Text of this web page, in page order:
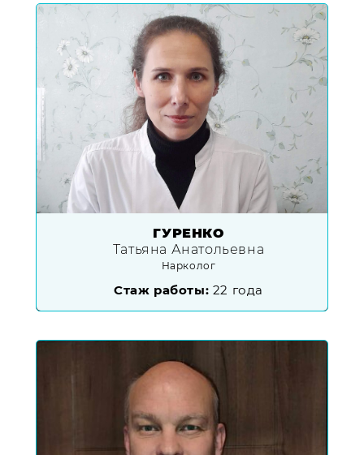
ГУРЕНКО
Татьяна Анатольевна
Нарколог
Стаж работы: 22 года